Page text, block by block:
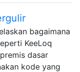
bagaimana
KeeLoq
dasar
kode yang